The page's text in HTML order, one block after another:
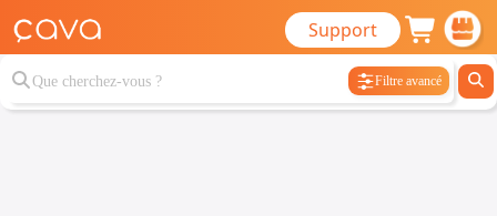
Support
Filtre avancé